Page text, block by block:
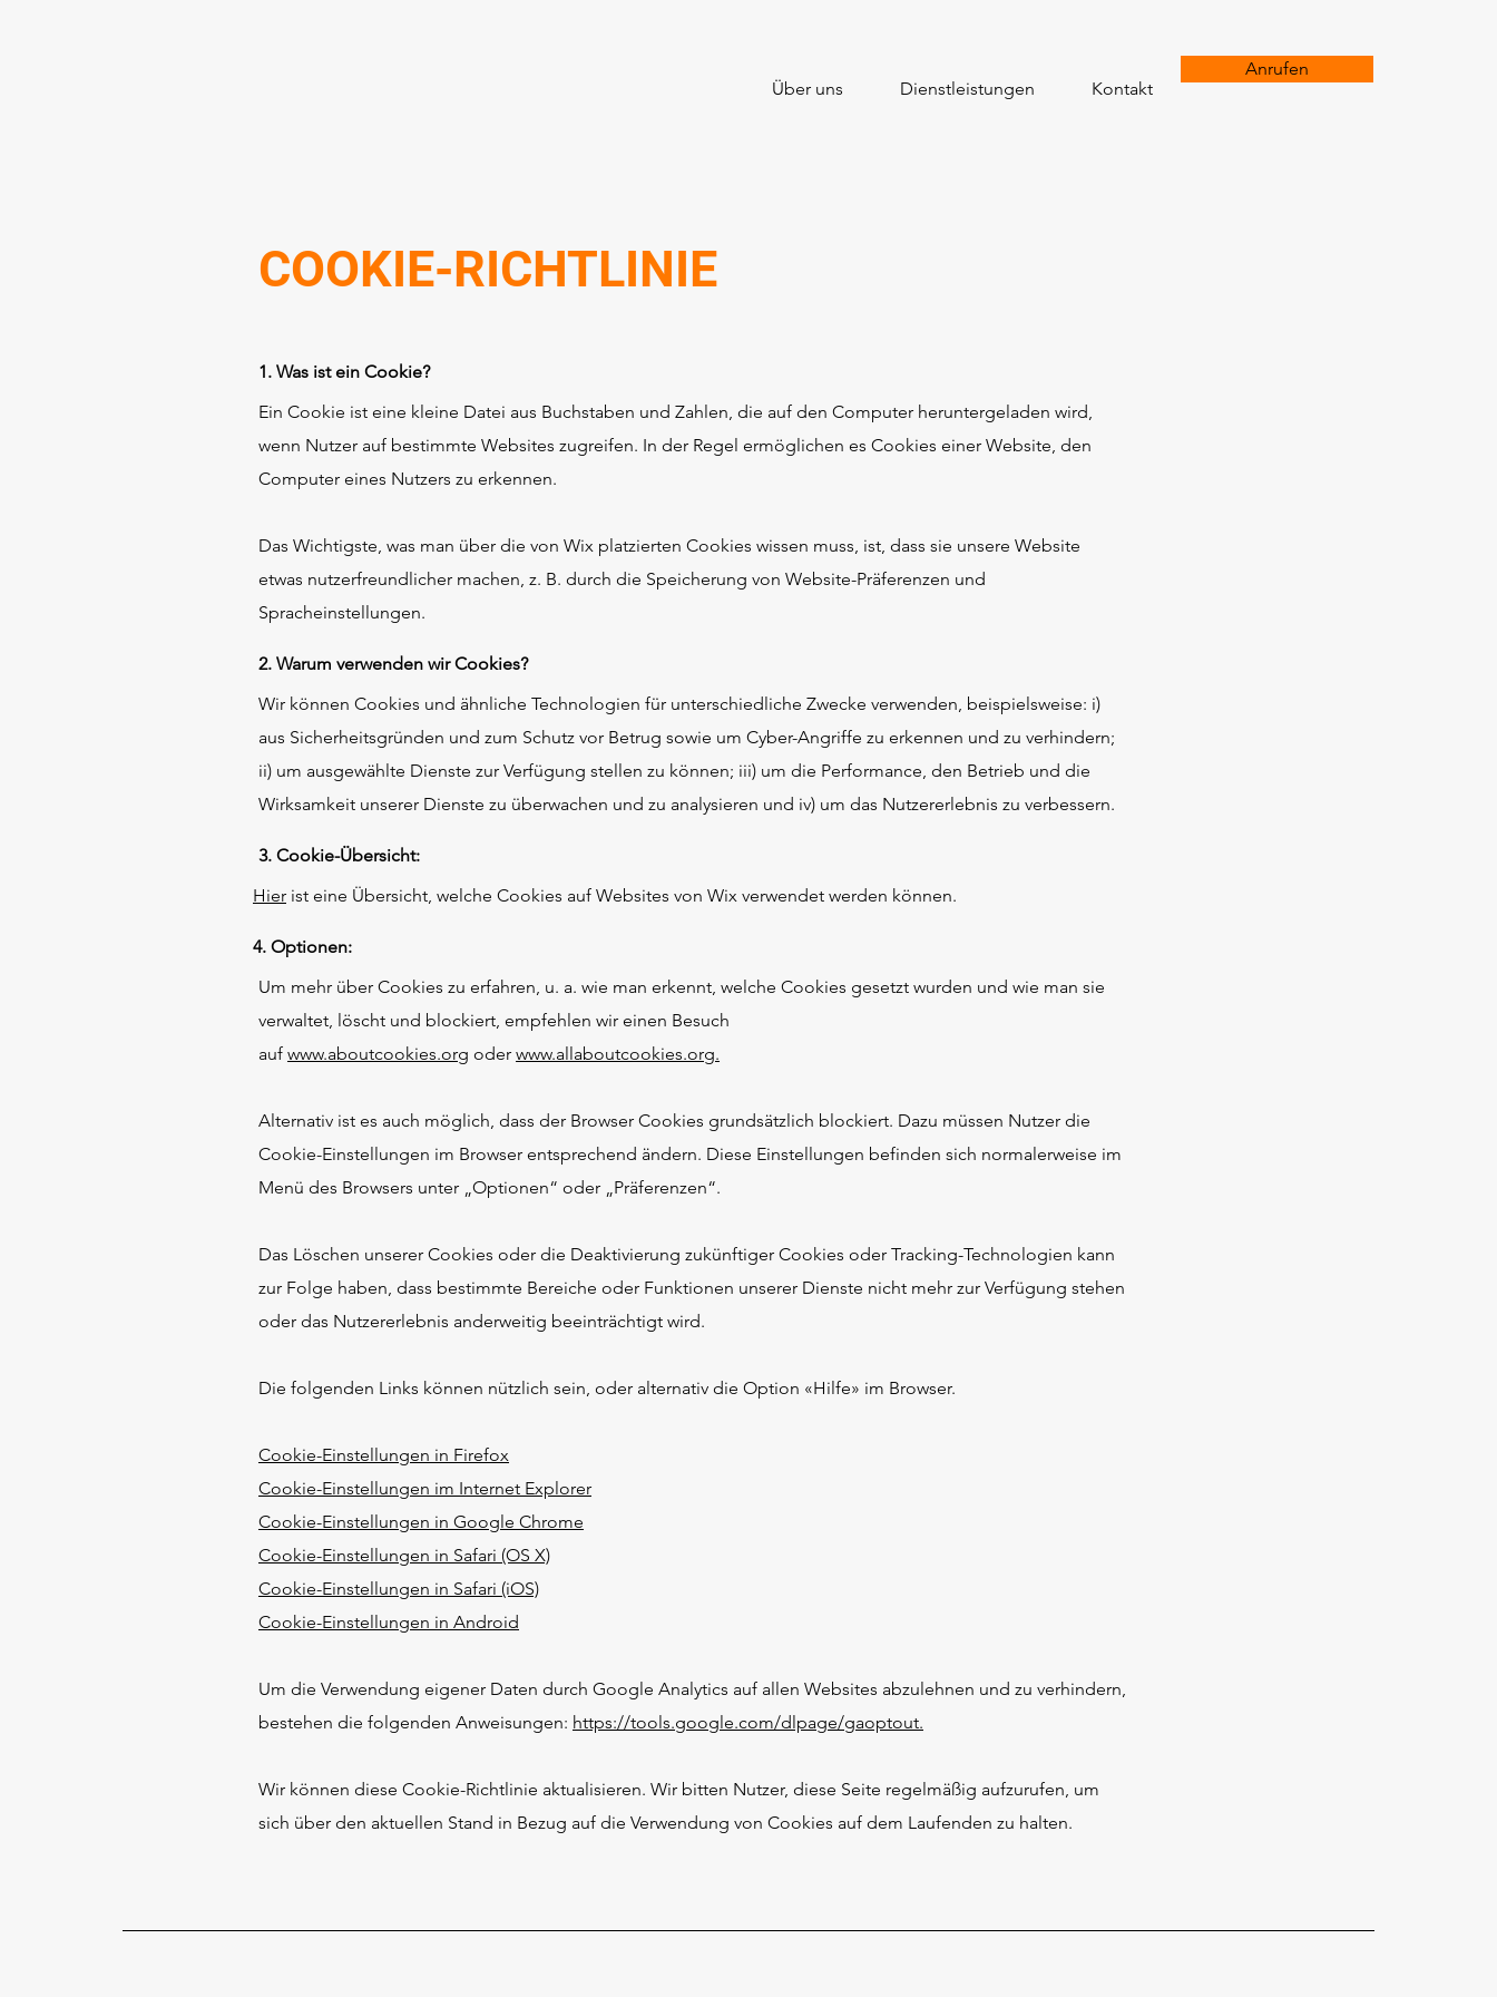
Über uns Dienstleistungen Kontakt
Anrufen
COOKIE-RICHTLINIE
1. Was ist ein Cookie?
Ein Cookie ist eine kleine Datei aus Buchstaben und Zahlen, die auf den Computer heruntergeladen wird,
wenn Nutzer auf bestimmte Websites zugreifen. In der Regel ermöglichen es Cookies einer Website, den
Computer eines Nutzers zu erkennen.
Das Wichtigste, was man über die von Wix platzierten Cookies wissen muss, ist, dass sie unsere Website
etwas nutzerfreundlicher machen, z. B. durch die Speicherung von Website-Präferenzen und
Spracheinstellungen.
2. Warum verwenden wir Cookies?
Wir können Cookies und ähnliche Technologien für unterschiedliche Zwecke verwenden, beispielsweise: i)
aus Sicherheitsgründen und zum Schutz vor Betrug sowie um Cyber-Angriffe zu erkennen und zu verhindern;
ii) um ausgewählte Dienste zur Verfügung stellen zu können; iii) um die Performance, den Betrieb und die
Wirksamkeit unserer Dienste zu überwachen und zu analysieren und iv) um das Nutzererlebnis zu verbessern.
3. Cookie-Übersicht:
Hier ist eine Übersicht, welche Cookies auf Websites von Wix verwendet werden können.
4. Optionen:
Um mehr über Cookies zu erfahren, u. a. wie man erkennt, welche Cookies gesetzt wurden und wie man sie
verwaltet, löscht und blockiert, empfehlen wir einen Besuch
auf www.aboutcookies.org oder www.allaboutcookies.org.
Alternativ ist es auch möglich, dass der Browser Cookies grundsätzlich blockiert. Dazu müssen Nutzer die
Cookie-Einstellungen im Browser entsprechend ändern. Diese Einstellungen befinden sich normalerweise im
Menü des Browsers unter „Optionen“ oder „Präferenzen“.
Das Löschen unserer Cookies oder die Deaktivierung zukünftiger Cookies oder Tracking-Technologien kann
zur Folge haben, dass bestimmte Bereiche oder Funktionen unserer Dienste nicht mehr zur Verfügung stehen
oder das Nutzererlebnis anderweitig beeinträchtigt wird.
Die folgenden Links können nützlich sein, oder alternativ die Option «Hilfe» im Browser.
Cookie-Einstellungen in Firefox
Cookie-Einstellungen im Internet Explorer
Cookie-Einstellungen in Google Chrome
Cookie-Einstellungen in Safari (OS X)
Cookie-Einstellungen in Safari (iOS)
Cookie-Einstellungen in Android
​Um die Verwendung eigener Daten durch Google Analytics auf allen Websites abzulehnen und zu verhindern,
bestehen die folgenden Anweisungen: https://tools.google.com/dlpage/gaoptout.
Wir können diese Cookie-Richtlinie aktualisieren. Wir bitten Nutzer, diese Seite regelmäßig aufzurufen, um
sich über den aktuellen Stand in Bezug auf die Verwendung von Cookies auf dem Laufenden zu halten.